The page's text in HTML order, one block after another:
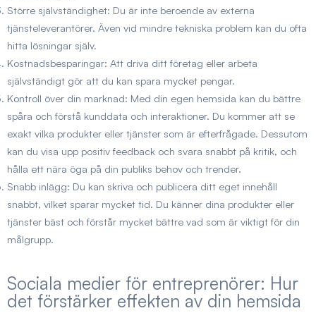
Större självständighet: Du är inte beroende av externa
tjänsteleverantörer. Även vid mindre tekniska problem kan du ofta
hitta lösningar själv.
Kostnadsbesparingar: Att driva ditt företag eller arbeta
självständigt gör att du kan spara mycket pengar.
Kontroll över din marknad: Med din egen hemsida kan du bättre
spåra och förstå kunddata och interaktioner. Du kommer att se
exakt vilka produkter eller tjänster som är efterfrågade. Dessutom
kan du visa upp positiv feedback och svara snabbt på kritik, och
hålla ett nära öga på din publiks behov och trender.
Snabb inlägg: Du kan skriva och publicera ditt eget innehåll
snabbt, vilket sparar mycket tid. Du känner dina produkter eller
tjänster bäst och förstår mycket bättre vad som är viktigt för din
målgrupp.
Sociala medier för entreprenörer: Hur
det förstärker effekten av din hemsida